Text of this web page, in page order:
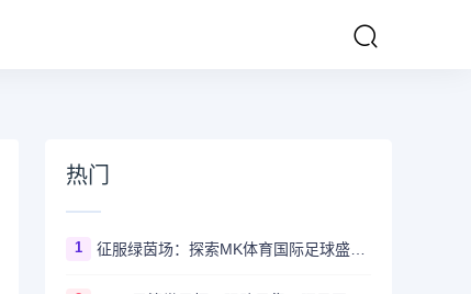
热门
1 征服绿茵场：探索MK体育国际足球盛事的辉煌传奇